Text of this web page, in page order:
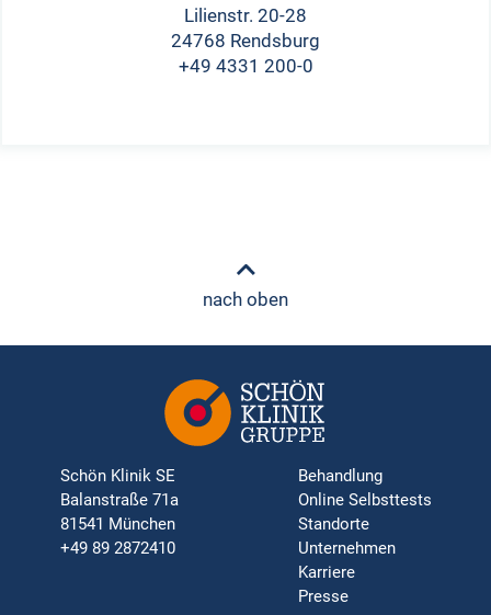
Lilienstr. 20-28
24768 Rendsburg
+49 4331 200-0
nach oben
Schön Klinik SE
Balanstraße 71a
81541 München
+49 89 2872410
Behandlung
Online Selbsttests
Standorte
Unternehmen
Karriere
Presse